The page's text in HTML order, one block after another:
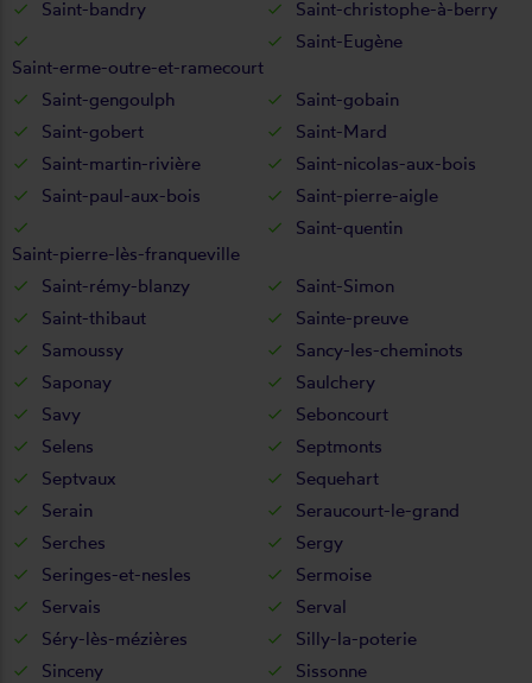
Saint-bandry Saint-christophe-à-berry
Saint-erme-outre-et-ramecourt
Saint-Eugène
Saint-gengoulph
Saint-gobain
Saint-gobert
Saint-Mard
Saint-martin-rivière
Saint-nicolas-aux-bois
Saint-paul-aux-bois
Saint-pierre-aigle
Saint-pierre-lès-franqueville
Saint-quentin
Saint-rémy-blanzy
Saint-Simon
Saint-thibaut
Sainte-preuve
Samoussy
Sancy-les-cheminots
Saponay
Saulchery
Savy
Seboncourt
Selens
Septmonts
Septvaux
Sequehart
Serain
Seraucourt-le-grand
Serches
Sergy
Seringes-et-nesles
Sermoise
Servais
Serval
Séry-lès-mézières
Silly-la-poterie
Sinceny
Sissonne